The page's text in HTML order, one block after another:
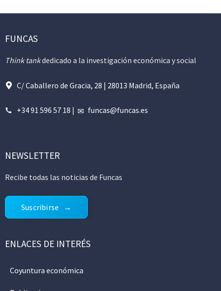
FUNCAS
Think tankdedicado a la investigación económica y social
C/ Caballero de Gracia, 28 | 28013 Madrid, España
+34 91 596 57 18 | funcas@funcas.es
NEWSLETTER
Recibe todas las noticias de Funcas
Suscribirse
ENLACES DE INTERÉS
Coyuntura económica